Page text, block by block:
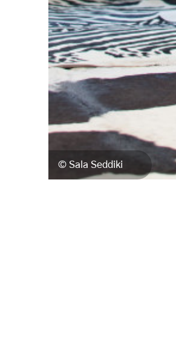
Sala Seddiki